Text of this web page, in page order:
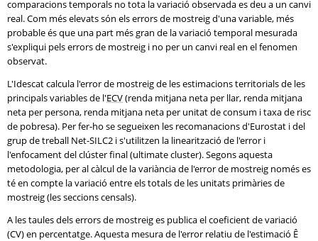
comparacions temporals no tota la variació observada es deu a un canvi
real. Com més elevats són els errors de mostreig d'una variable, més
probable és que una part més gran de la variació temporal mesurada
s'expliqui pels errors de mostreig i no per un canvi real en el fenomen
observat.
L'Idescat calcula l'error de mostreig de les estimacions territorials de les
principals variables de l'ECV(renda mitjana neta per llar, renda mitjana
neta per persona, renda mitjana neta per unitat de consum i taxa de risc
de pobresa). Per fer-ho se segueixen les recomanacions d'Eurostat i del
grup de treball Net-SILC2 i s'utilitzen la linearització de l'error i
l'enfocament del clúster final (ultimate cluster). Segons aquesta
metodologia, per al càlcul de la variància de l'error de mostreig només es
té en compte la variació entre els totals de les unitats primàries de
mostreig (les seccions censals).
A les taules dels errors de mostreig es publica el coeficient de variació
(CV) en percentatge. Aquesta mesura de l'error relatiu de l'estimació Ê